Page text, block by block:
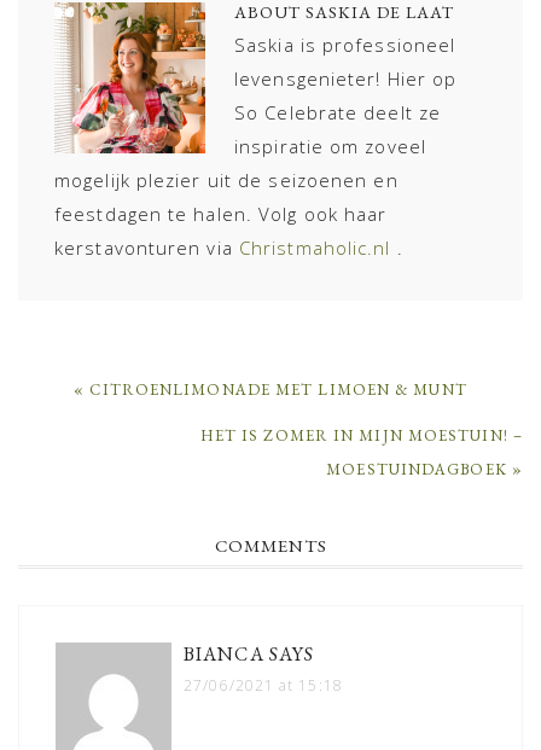
ABOUT SASKIA DE LAAT
Saskia is professioneel
levensgenieter! Hier op
So Celebrate deelt ze
inspiratie om zoveel
mogelijk plezier uit de seizoenen en
feestdagen te halen. Volg ook haar
kerstavonturen via Christmaholic.nl .
PREVIOUS
« CITROENLIMONADE MET LIMOEN & MUNT
NEXT
HET IS ZOMER IN MIJN MOESTUIN! –
MOESTUINDAGBOEK »
COMMENTS
BIANCA SAYS
27/06/2021 at 15:18